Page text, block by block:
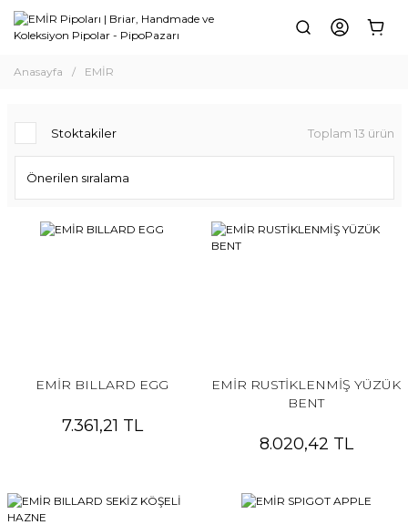
Anasayfa EMİR
Stoktakiler Toplam 13 ürün
EMİR BILLARD EGG
7.361,21 TL
EMİR RUSTİKLENMİŞ YÜZÜK
BENT
8.020,42 TL